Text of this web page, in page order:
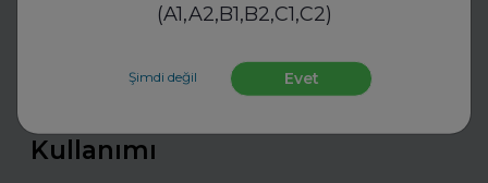
(A1,A2,B1,B2,C1,C2)
Şimdi değil Evet
Kullanımı